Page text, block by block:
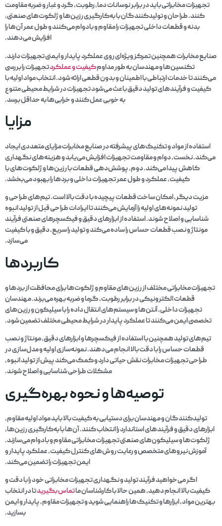
تجهیزات مخابراتی باید در برابر نوسانات دما، رطوبت، گرد و غبار و ضربه مقاومت
کنند. طراحان و تولیدکنندگان با به‌کارگیری رزین‌ها و ژلکوت‌های صنعتی،
بدنه و قطعات داخلی تجهیزات را مقاوم و بادوام می‌کنند و طول عمر آن‌ها را
افزایش می‌دهند.
صنایع مخابرات همچنین تمرکز ویژه‌ای روی عملکرد پایدار و ایمنی تجهیزات دارند.
تکنسین‌ها و مهندسان به طور مداومکیفیت و عملکردتجهیزات را بررسی
می‌کنند تا خدمات ارتباطی با اطمینان و بدون قطعی ارائه شود. انتخاب مواد اولیه با
کیفیت و فرآیندهای تولید دقیق باعث می‌شود تجهیزات در شرایط محیطی متنوع
به خوبی عمل کنند و خرابی‌ها به حداقل برسد.
مزایا
استفاده از مواد و تکنیک‌های پیشرفته در صنایع مخابرات مزایای متعددی ایجاد
می‌کند. نخست، دوام و مقاومت تجهیزات افزایش می‌یابد و هزینه‌های نگهداری
کاهش پیدا می‌کند. دوم، پوشش‌دهی قطعات با رزین‌ها و ژلکوت‌های با
کیفیت، عملکرد و طول عمر تجهیزات داخلی و بردها را بهبود می‌بخشد.
مزیت دیگر، امکان ساخت قطعات پیچیده با دقت بالا است. تیم‌های طراحی و
تولید نمونه‌های اولیه را آزمایش می‌کنند تا ایرادات طراحی قبل از تولید انبوه
شناسایی و اصلاح شوند. استفاده از ابزارهای دقیق و فیکسچرهای صنعتی فرآیند
مونتاژ و نصب قطعات حساس را ساده می‌کند و تولید را سریع، دقیق و با کیفیت
می‌سازد.
کاربردها
تجهیزات مخابراتی مختلف از رزین‌های مقاوم و ژلکوت‌ها برای محافظت از بردها و
قطعات الکترونیکی در برابر رطوبت، گرما و ضربه بهره می‌برند. مهندسان
تجهیزات داخلی، آنتن‌ها و سیستم‌های انتقال داده را با سیلیکون و رزین‌های
تخصصی ایمن می‌کنند تا عملکرد پایدار در شرایط محیطی مختلف تضمین شود.
تیم‌های تولید همچنین با استفاده از فیکسچرها و ابزارهای دقیق، مونتاژ و نصب
قطعات حساس را با دقت بالا انجام می‌دهند. نمونه‌سازی اولیه و مدل‌سازی در
طراحی تجهیزات مخابرات نقش حیاتی دارد و کمک می‌کند پیش از تولید انبوه،
مشکلات طراحی شناسایی و اصلاح شوند.
توصیه‌ها و نحوه بهره‌گیری
تولیدکنندگان و مهندسان برای دستیابی به کیفیت بالا باید مواد اولیه مقاوم،
ابزارهای دقیق و فرآیندهای استاندارد را انتخاب کنند. آن‌ها با به‌کارگیری رزین‌ها،
ژلکوت‌ها و سیلیکون‌های صنعتی تجهیزات مخابراتی مقاوم و بادوام می‌سازند.
آموزش نیروهای متخصص و رعایت روش‌های کنترل کیفیت، عملکرد پایدار و
ایمن تجهیزات را تضمین می‌کند.
اگر می‌خواهید فرآیند تولید و نگهداری تجهیزات مخابراتی خود را با دقت و
کیفیت بالا انجام دهید، همین حالا با کارشناسان ماتماسبگیریدتا در انتخاب
بهترین مواد، ابزارها و تکنیک‌ها راهنمایی شوید و تجهیزات مقاوم، پایدار و ایمن
بسازید.